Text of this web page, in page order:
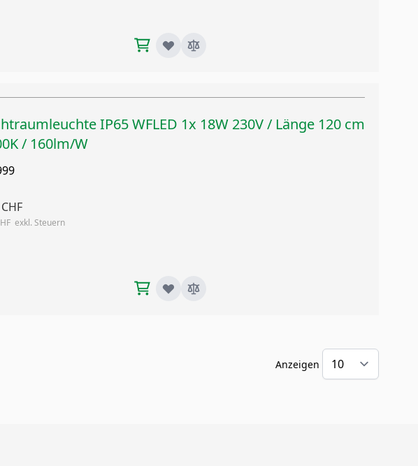
IP65 WFLED 1x 18W 230V / Länge 120 cm
/ 160lm/W
Anzeigen